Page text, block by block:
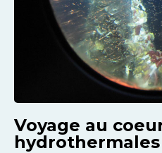
Voyage au
hydrothermales